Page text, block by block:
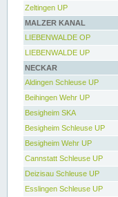
Zeltingen UP
MALZER KANAL
LIEBENWALDE OP
LIEBENWALDE UP
NECKAR
Aldingen Schleuse UP
Beihingen Wehr UP
Besigheim SKA
Besigheim Schleuse UP
Besigheim Wehr UP
Cannstatt Schleuse UP
Deizisau Schleuse UP
Esslingen Schleuse UP